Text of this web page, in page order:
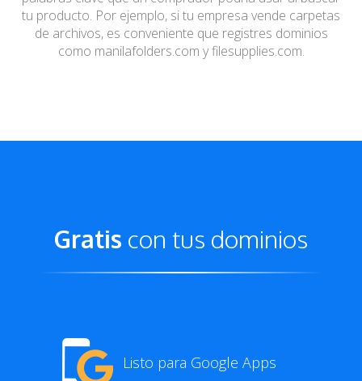
tu producto. Por ejemplo, si tu empresa vende carpetas
de archivos, es conveniente que registres dominios
como manilafolders.com y filesupplies.com.
Gratis con tus dominios
Listo para Google Apps